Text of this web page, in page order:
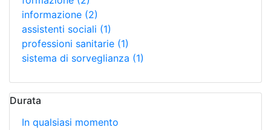
informazione (2)
assistenti sociali (1)
professioni sanitarie (1)
sistema di sorveglianza (1)
Durata
In qualsiasi momento